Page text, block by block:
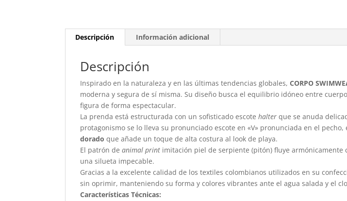
Descripción Información adicional
Descripción
Inspirado en la naturaleza y en las últimas tendencias globales,CORPO
moderna y segura de sí misma. Su diseño busca el equilibrio idóneo entre
figura de forma espectacular.
La prenda está estructurada con un sofisticado escotehalter que se anuda
protagonismo se lo lleva su pronunciado escote en «V» pronunciada en el
dorado que añade un toque de alta costura al look de playa.
El patrón deanimal print imitación piel de serpiente (pitón) fluye
una silueta impecable.
Gracias a la excelente calidad de los textiles colombianos utilizados en su
sin oprimir, manteniendo su forma y colores vibrantes ante el agua salada y el
Características Técnicas: